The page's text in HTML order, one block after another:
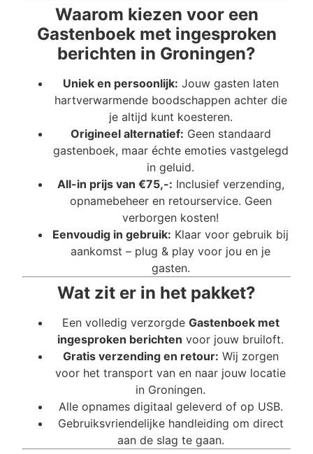
Waarom kiezen voor een
Gastenboek met ingesproken
berichten in Groningen?
Uniek en persoonlijk: Jouw gasten laten
hartverwarmende boodschappen achter die
je altijd kunt koesteren.
Origineel alternatief: Geen standaard
gastenboek, maar échte emoties vastgelegd
in geluid.
All-in prijs van €75,-: Inclusief verzending,
opnamebeheer en retourservice. Geen
verborgen kosten!
Eenvoudig in gebruik: Klaar voor gebruik bij
aankomst – plug & play voor jou en je
gasten.
Wat zit er in het pakket?
Een volledig verzorgde Gastenboek met
ingesproken berichten voor jouw bruiloft.
Gratis verzending en retour: Wij zorgen
voor het transport van en naar jouw locatie
in Groningen.
Alle opnames digitaal geleverd of op USB.
Gebruiksvriendelijke handleiding om direct
aan de slag te gaan.